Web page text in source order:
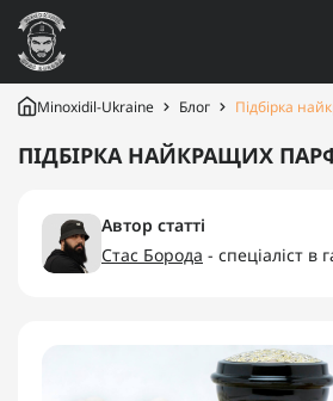
Minoxidil-Ukraine Блог Підбірка
ПІДБІРКА НАЙКРАЩИХ
Автор статті
Стас Борода - спеціаліст в